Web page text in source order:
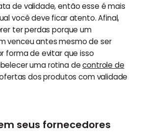
de validade, então esse é mais
você deve ficar atento. Afinal,
ter perdas porque um
venceu antes mesmo de ser
forma de evitar que isso
uma rotina decontrole de
dos produtos com validade
seus fornecedores